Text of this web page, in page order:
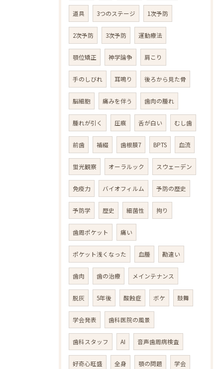
道具 3つのステージ 1次予防
2次予防 3次予防 運動療法
顎位矯正 神学論争 肩こり
手のしびれ 耳鳴り 後ろから見た骨
脳細胞 痛みを伴う 歯肉の腫れ
腫れが引く 圧痕 舌が白い むし歯
前歯 補綴 歯根膜7 BPTS 血流
蛍光観察 オーラルック スウェーデン
免疫力 バイオフィルム 予防の歴史
予防学 歴史 細菌性 拘り
歯周ポケット 痛い
ポケット浅くなった 血腫 勘違い
歯肉 歯の治療 メインテナンス
脱灰 5年後 酸蝕症 ボケ 鼓舞
学会発表 歯科医院の風景
歯科スタッフ AI 音声歯周病検査
好奇心旺盛 全身 顎の問題 学会